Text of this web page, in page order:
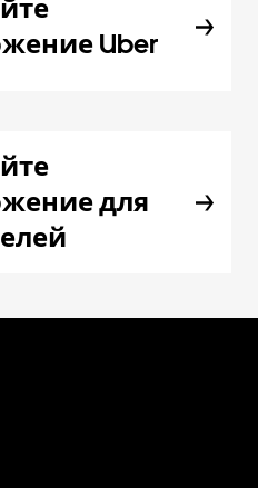
Uber
для